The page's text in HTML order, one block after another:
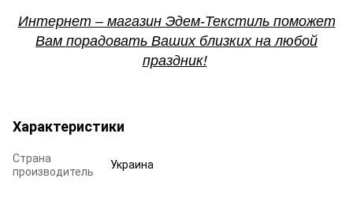
Интернет – магазин Эдем-Текстиль поможет
Вам порадовать Ваших близких на любой
праздник!
Характеристики
Страна
производитель
Украина